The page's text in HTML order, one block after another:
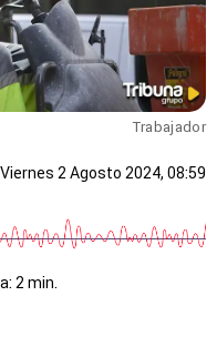
Trabajador
Viernes 2 Agosto 2024, 08:59
2 min.